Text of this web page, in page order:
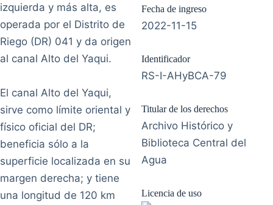
izquierda y más alta, es
operada por el Distrito de
Riego (DR) 041 y da origen
al canal Alto del Yaqui.
El canal Alto del Yaqui,
sirve como límite oriental y
físico oficial del DR;
beneficia sólo a la
superficie localizada en su
margen derecha; y tiene
una longitud de 120 km
Fecha de ingreso
2022-11-15
Identificador
RS-I-AHyBCA-79
Titular de los derechos
Archivo Histórico y
Biblioteca Central del
Agua
Licencia de uso